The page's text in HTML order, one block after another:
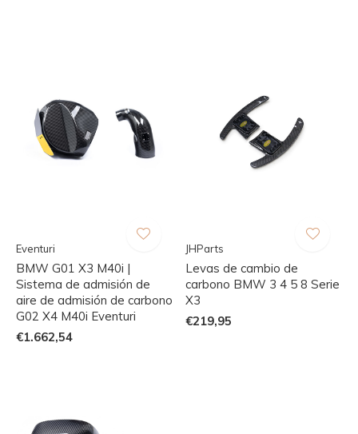
Eventuri
BMW G01 X3 M40i |
Sistema de admisión de
aire de admisión de carbono
G02 X4 M40i Eventuri
€1.662,54
JHParts
Levas de cambio de
carbono BMW 3 4 5 8 Serie
X3
€219,95